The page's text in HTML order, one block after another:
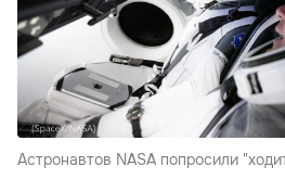
Астронавтов NASA попросили